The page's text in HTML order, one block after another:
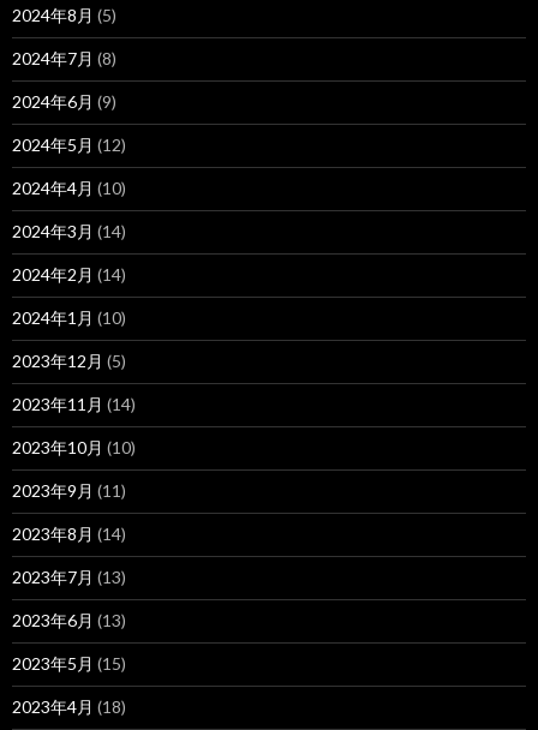
2024年8月 (5)
2024年7月 (8)
2024年6月 (9)
2024年5月 (12)
2024年4月 (10)
2024年3月 (14)
2024年2月 (14)
2024年1月 (10)
2023年12月 (5)
2023年11月 (14)
2023年10月 (10)
2023年9月 (11)
2023年8月 (14)
2023年7月 (13)
2023年6月 (13)
2023年5月 (15)
2023年4月 (18)